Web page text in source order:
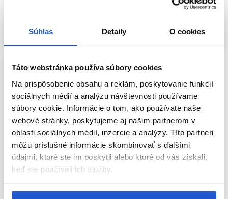
Súhlas Detaily O cookies
Táto webstránka používa súbory cookies
Na prispôsobenie obsahu a reklám, poskytovanie funkcií
sociálnych médií a analýzu návštevnosti používame
súbory cookie. Informácie o tom, ako používate naše
webové stránky, poskytujeme aj našim partnerom v
oblasti sociálnych médií, inzercie a analýzy. Títo partneri
môžu príslušné informácie skombinovať s ďalšími
údajmi, ktoré ste im poskytli alebo ktoré od vás získali,
keď ste používali ich služby.
Skladom ㅤ